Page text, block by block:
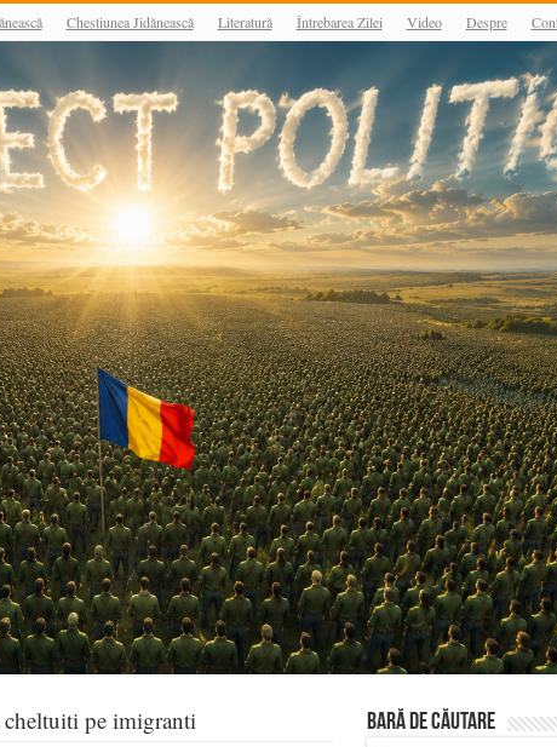
Chestiunea Jidănească Literatură Întrebarea Zilei Video Despre
pe imigranti BARĂ DE CĂUTARE